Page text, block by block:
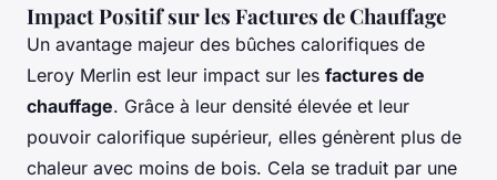
Impact Positif sur les Factures de Chauffage
Un avantage majeur des bûches calorifiques de
Leroy Merlin est leur impact sur les factures de
chauffage. Grâce à leur densité élevée et leur
pouvoir calorifique supérieur, elles génèrent plus de
chaleur avec moins de bois. Cela se traduit par une